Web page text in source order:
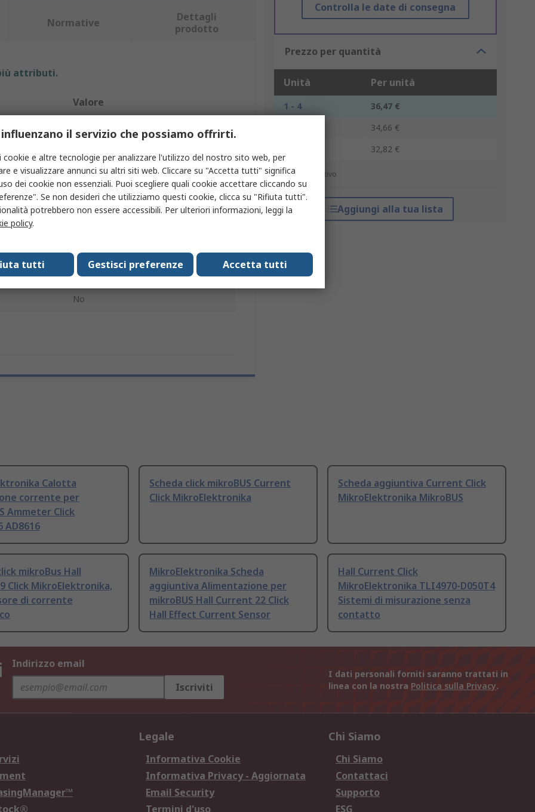
Controlla le date di consegna
Prezzo per quantità
Unità Per unità
1 - 4
36,47 €
34,66 €
32,82 €
*prezzo indicativo
Aggiungi alla tua lista
Normative
Dettagli
prodotto
attributi.
Valore
MikroElektronika
Kit di sviluppo gestione alimentazione
Misurazione corrente
MikroBUS
MCP3201
AC Current Click Bundle
No
Calotta
corrente per
Ammeter Click
AD8616
Scheda click mikroBUS Current
Click MikroElektronika
Scheda aggiuntiva Current Click
MikroElektronika MikroBUS
mikroBus Hall
Click MikroElektronika,
di corrente
MikroElektronika Scheda
aggiuntiva Alimentazione per
mikroBUS Hall Current 22 Click
Hall Effect Current Sensor
Hall Current Click
MikroElektronika TLI4970-D050T4
Sistemi di misurazione senza
contatto
Indirizzo email
Iscriviti
I dati personali forniti saranno trattati in
linea con la nostra Politica sulla Privacy.
Legale
Informativa Cookie
Informativa Privacy - Aggiornata
Email Security
Termini d'uso
Chi Siamo
Chi Siamo
Contattaci
Supporto
ESG
il servizio che possiamo offrirti.
cookie e altre tecnologie per analizzare l'utilizzo del nostro sito web, per
e visualizzare annunci su altri siti web. Cliccare su "Accetta tutti" significa
dei cookie non essenziali. Puoi scegliere quali cookie accettare cliccando su
Se non desideri che utilizziamo questi cookie, clicca su "Rifiuta tutti".
potrebbero non essere accessibili. Per ulteriori informazioni, leggi la
policy.
Accetta tutti
Gestisci preferenze
tutti